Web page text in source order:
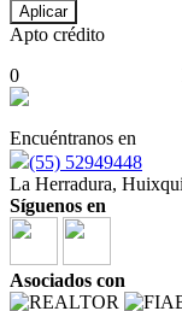
Aplicar
Apto crédito
0
Encuéntranos en
(55) 52949448
La Herradura,
Síguenos en
Asociados con